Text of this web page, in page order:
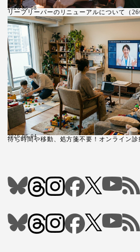
リープリーパーのリニューアルについて（26
2026.06.08
待ち時間や移動、処方箋不要！オンライン
2026.06.04